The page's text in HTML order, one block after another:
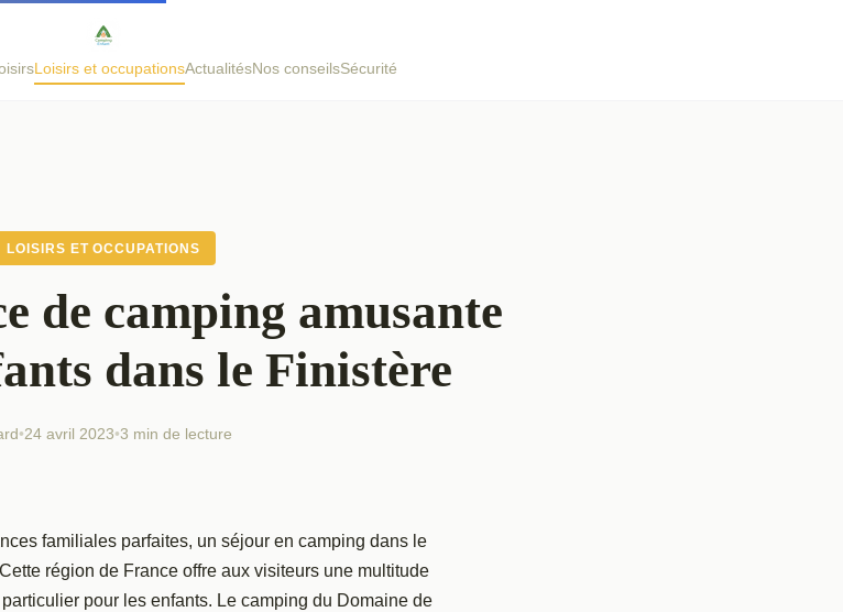
Loisirs et occupationsActualitésNos conseilsSécurité
LOISIRS ET OCCUPATIONS
de camping amusante
dans le Finistère
•24 avril 2023•3 min de lecture
familiales parfaites, un séjour en camping dans le
région de France offre aux visiteurs une multitude
pour les enfants. Le camping du Domaine de